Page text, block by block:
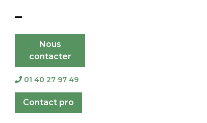
Nous
contacter
01 40 27 97 49
Contact pro